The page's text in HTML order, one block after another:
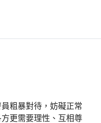
粗暴對待，妨礙正常
更需要理性、互相尊